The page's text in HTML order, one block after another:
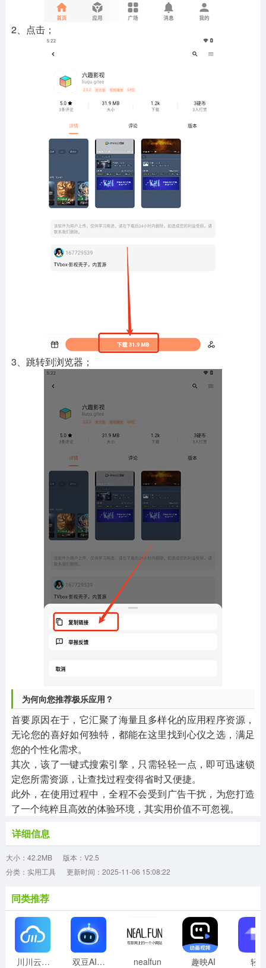
2、点击；
3、跳转到浏览器；
为何向您推荐极乐应用？
首要原因在于，它汇聚了海量且多样化的应用程序资源，
无论您的喜好如何独特，都能在这里找到心仪之选，满足
您的个性化需求。
其次，该了一键式搜索引擎，只需轻轻一点，即可迅速锁
定您所需资源，让查找过程变得省时又便捷。
此外，在使用过程中，全程不会受到广告干扰，为您打造
了一个纯粹且高效的体验环境，其实用价值不可忽视。
详细信息
大小：42.2MB
版本：V2.5
分类：实用工具
更新时间：2025-11-06 15:08:22
同类推荐
川川云手机正版 双豆AI助手 nealfun 趣映AI 轻